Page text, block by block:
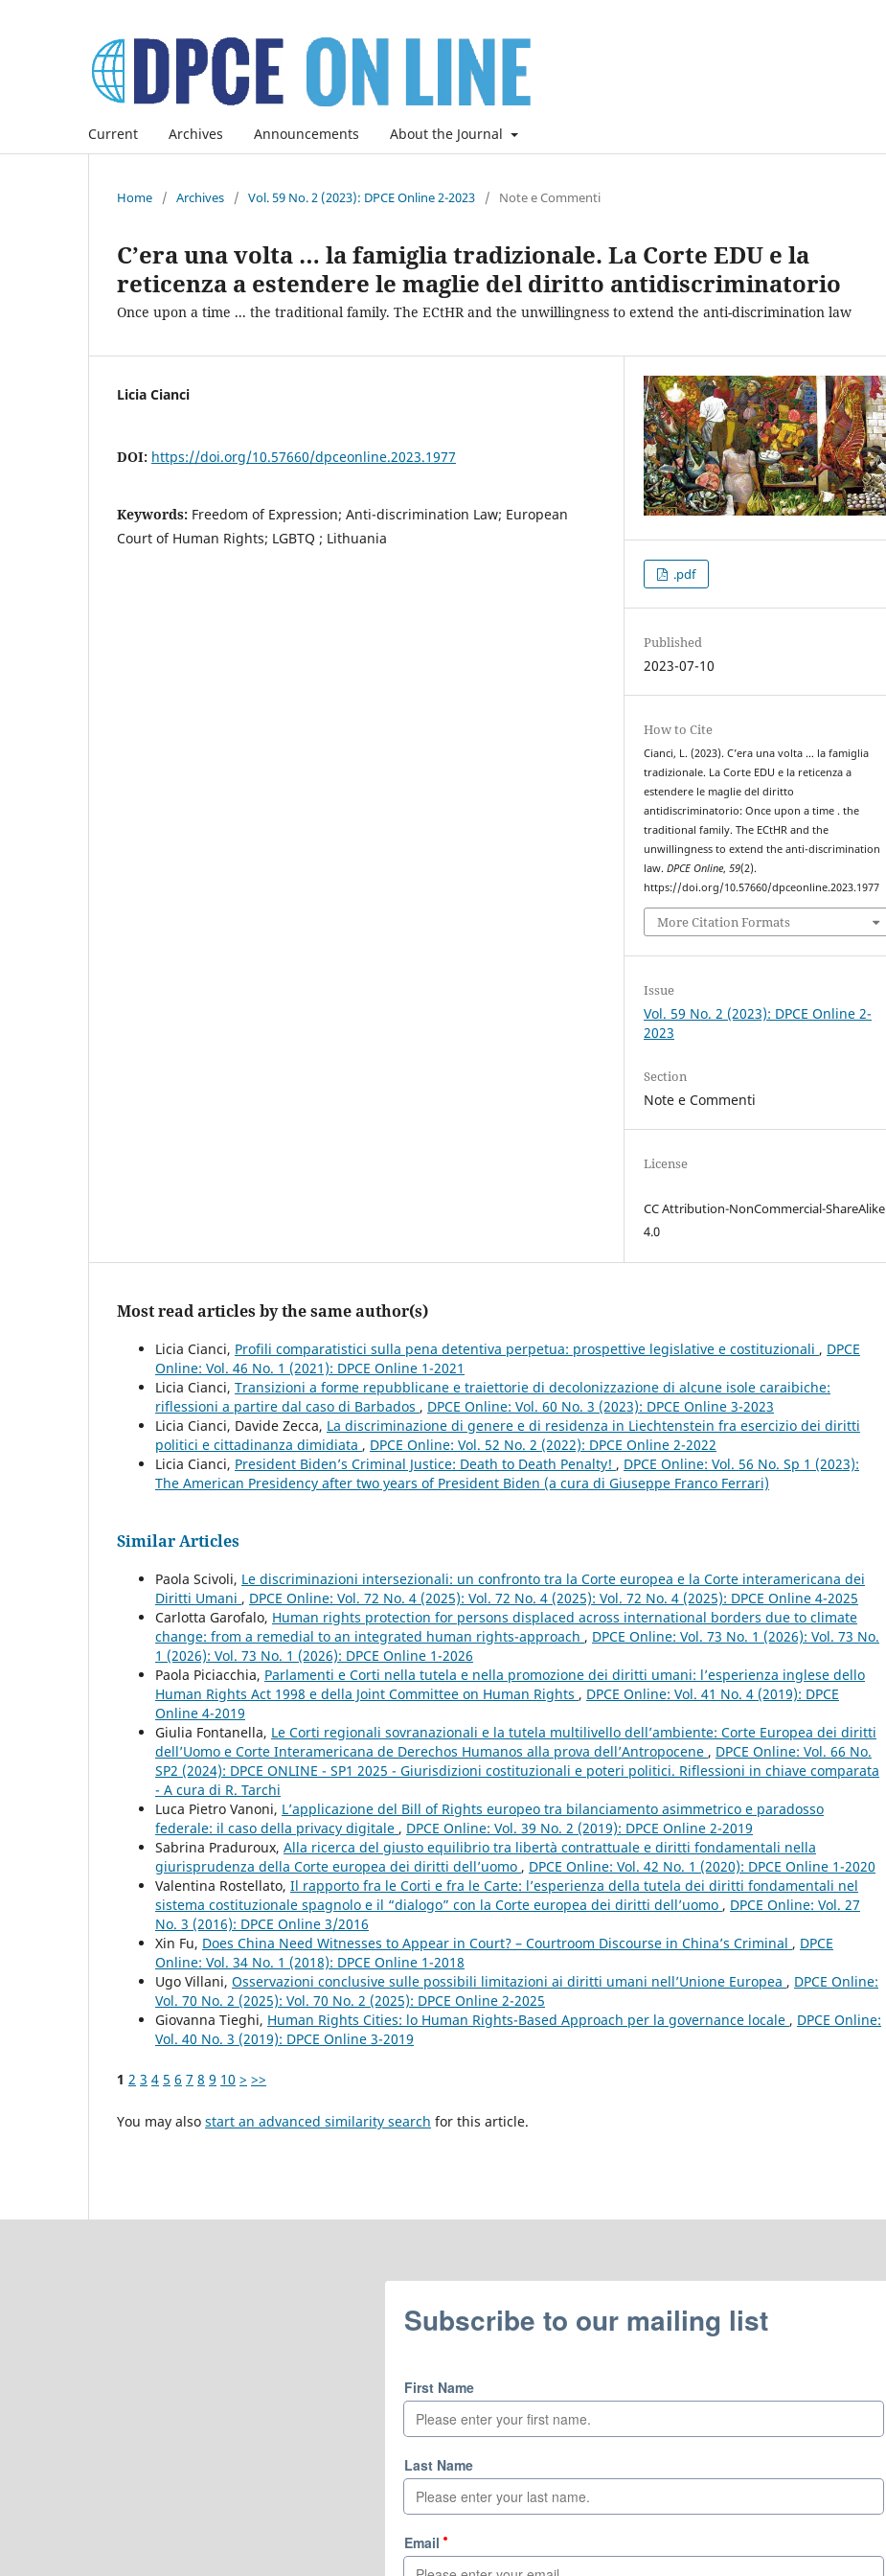
Current Archives Announcements About the Journal
Home / Archives / Vol. 59 No. 2 (2023): DPCE Online 2-2023 / Note e Commenti
C’era una volta … la famiglia tradizionale. La Corte EDU e la
reticenza a estendere le maglie del diritto antidiscriminatorio
Once upon a time ... the traditional family. The ECtHR and the unwillingness to extend the anti-discrimination law
Licia Cianci
DOI: https://doi.org/10.57660/dpceonline.2023.1977
Keywords: Freedom of Expression; Anti-discrimination Law; European
Court of Human Rights; LGBTQ ; Lithuania
.pdf
Published
2023-07-10
How to Cite
Cianci, L. (2023). C’era una volta … la famiglia
tradizionale. La Corte EDU e la reticenza a
estendere le maglie del diritto
antidiscriminatorio: Once upon a time . the
traditional family. The ECtHR and the
unwillingness to extend the anti-discrimination
law.DPCE Online,59(2).
https://doi.org/10.57660/dpceonline.2023.1977
More Citation Formats
Issue
Vol. 59 No. 2 (2023): DPCE Online 2-
2023
Section
Note e Commenti
License
CC Attribution-NonCommercial-ShareAlike
4.0
Most read articles by the same author(s)
Licia Cianci, Profili comparatistici sulla pena detentiva perpetua: prospettive legislative e costituzionali , DPCE
Online: Vol. 46 No. 1 (2021): DPCE Online 1-2021
Licia Cianci, Transizioni a forme repubblicane e traiettorie di decolonizzazione di alcune isole caraibiche:
riflessioni a partire dal caso di Barbados , DPCE Online: Vol. 60 No. 3 (2023): DPCE Online 3-2023
Licia Cianci, Davide Zecca, La discriminazione di genere e di residenza in Liechtenstein fra esercizio dei diritti
politici e cittadinanza dimidiata , DPCE Online: Vol. 52 No. 2 (2022): DPCE Online 2-2022
Licia Cianci, President Biden’s Criminal Justice: Death to Death Penalty! , DPCE Online: Vol. 56 No. Sp 1 (2023):
The American Presidency after two years of President Biden (a cura di Giuseppe Franco Ferrari)
Similar Articles
Paola Scivoli, Le discriminazioni intersezionali: un confronto tra la Corte europea e la Corte interamericana dei
Diritti Umani , DPCE Online: Vol. 72 No. 4 (2025): Vol. 72 No. 4 (2025): Vol. 72 No. 4 (2025): DPCE Online 4-2025
Carlotta Garofalo, Human rights protection for persons displaced across international borders due to climate
change: from a remedial to an integrated human rights-approach , DPCE Online: Vol. 73 No. 1 (2026): Vol. 73 No.
1 (2026): Vol. 73 No. 1 (2026): DPCE Online 1-2026
Paola Piciacchia, Parlamenti e Corti nella tutela e nella promozione dei diritti umani: l’esperienza inglese dello
Human Rights Act 1998 e della Joint Committee on Human Rights , DPCE Online: Vol. 41 No. 4 (2019): DPCE
Online 4-2019
Giulia Fontanella, Le Corti regionali sovranazionali e la tutela multilivello dell’ambiente: Corte Europea dei diritti
dell’Uomo e Corte Interamericana de Derechos Humanos alla prova dell’Antropocene , DPCE Online: Vol. 66 No.
SP2 (2024): DPCE ONLINE - SP1 2025 - Giurisdizioni costituzionali e poteri politici. Riflessioni in chiave comparata
- A cura di R. Tarchi
Luca Pietro Vanoni, L’applicazione del Bill of Rights europeo tra bilanciamento asimmetrico e paradosso
federale: il caso della privacy digitale , DPCE Online: Vol. 39 No. 2 (2019): DPCE Online 2-2019
Sabrina Praduroux, Alla ricerca del giusto equilibrio tra libertà contrattuale e diritti fondamentali nella
giurisprudenza della Corte europea dei diritti dell’uomo , DPCE Online: Vol. 42 No. 1 (2020): DPCE Online 1-2020
Valentina Rostellato, Il rapporto fra le Corti e fra le Carte: l’esperienza della tutela dei diritti fondamentali nel
sistema costituzionale spagnolo e il “dialogo” con la Corte europea dei diritti dell’uomo , DPCE Online: Vol. 27
No. 3 (2016): DPCE Online 3/2016
Xin Fu, Does China Need Witnesses to Appear in Court? – Courtroom Discourse in China’s Criminal , DPCE
Online: Vol. 34 No. 1 (2018): DPCE Online 1-2018
Ugo Villani, Osservazioni conclusive sulle possibili limitazioni ai diritti umani nell’Unione Europea , DPCE Online:
Vol. 70 No. 2 (2025): Vol. 70 No. 2 (2025): DPCE Online 2-2025
Giovanna Tieghi, Human Rights Cities: lo Human Rights-Based Approach per la governance locale , DPCE Online:
Vol. 40 No. 3 (2019): DPCE Online 3-2019
1 2 3 4 5 6 7 8 9 10 > >>
You may also start an advanced similarity search for this article.